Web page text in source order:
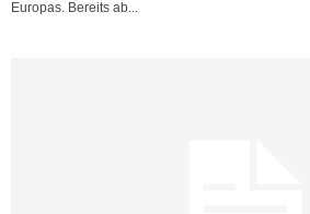
Europas. Bereits ab...